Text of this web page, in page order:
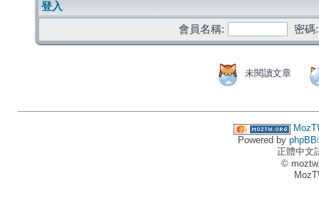
登入
會員名稱:
密碼:
未閱讀文章
Powered by phpBB
正體中文
©